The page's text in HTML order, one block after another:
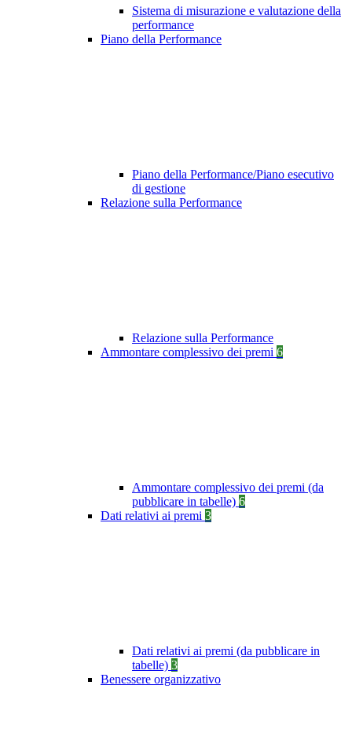
Sistema di misurazione e valutazione della
performance
Piano della Performance
Piano della Performance/Piano esecutivo
di gestione
Relazione sulla Performance
Relazione sulla Performance
Ammontare complessivo dei premi 6
Ammontare complessivo dei premi (da
pubblicare in tabelle) 6
Dati relativi ai premi 3
Dati relativi ai premi (da pubblicare in
tabelle) 3
Benessere organizzativo